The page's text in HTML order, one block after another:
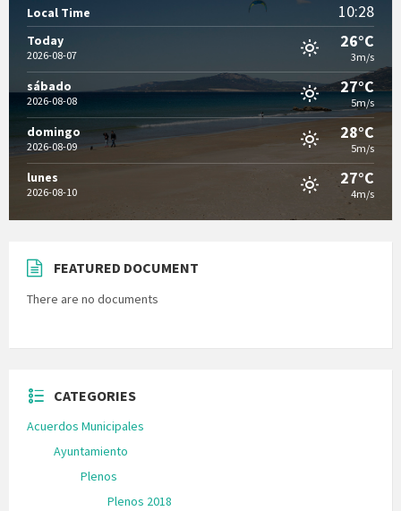
Local Time 10:28
Today
2026-08-07
26°C
3m/s
sábado
2026-08-08
27°C
5m/s
domingo
2026-08-09
28°C
5m/s
lunes
2026-08-10
27°C
4m/s
FEATURED DOCUMENT
There are no documents
CATEGORIES
Acuerdos Municipales
Ayuntamiento
Plenos
Plenos 2018